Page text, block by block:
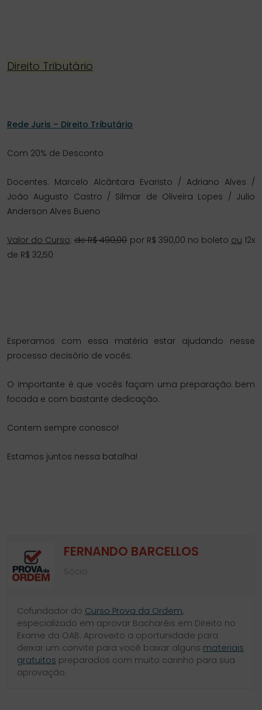
Direito Tributário
Rede Juris – Direito Tributário
Com 20% de Desconto
Docentes: Marcelo Alcântara Evaristo / Adriano Alves /
João Augusto Castro / Silmar de Oliveira Lopes / Julio
Anderson Alves Bueno
Valor do Curso:de R$ 490,00por R$ 390,00 no boleto ou 12x
de R$ 32,50
Esperamos com essa matéria estar ajudando nesse
processo decisório de vocês.
O importante é que vocês façam uma preparação bem
focada e com bastante dedicação.
Contem sempre conosco!
Estamos juntos nessa batalha!
FERNANDO BARCELLOS
Sócio
Cofundador do Curso Prova da Ordem,
especializado em aprovar Bacharéis em Direito no
Exame da OAB. Aproveito a oportunidade para
deixar um convite para você baixar alguns materiais
gratuitos preparados com muito carinho para sua
aprovação.